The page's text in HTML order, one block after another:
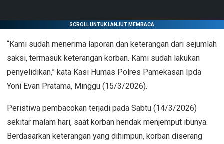
SCROLL UNTUK LANJUT MEMBACA
“Kami sudah menerima laporan dan keterangan dari sejumlah
saksi, termasuk keterangan korban. Kami sudah lakukan
penyelidikan,” kata Kasi Humas Polres Pamekasan Ipda
Yoni Evan Pratama, Minggu (15/3/2026).
Peristiwa pembacokan terjadi pada Sabtu (14/3/2026)
sekitar malam hari, saat korban hendak menjemput ibunya.
Berdasarkan keterangan yang dihimpun, korban diserang